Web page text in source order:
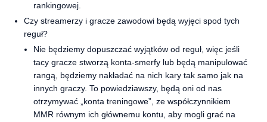
rankingowej.
Czy streamerzy i gracze zawodowi będą wyjęci spod tych
reguł?
Nie będziemy dopuszczać wyjątków od reguł, więc jeśli
tacy gracze stworzą konta-smerfy lub będą manipulować
rangą, będziemy nakładać na nich kary tak samo jak na
innych graczy. To powiedziawszy, będą oni od nas
otrzymywać „konta treningowe”, ze współczynnikiem
MMR równym ich głównemu kontu, aby mogli grać na